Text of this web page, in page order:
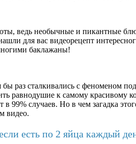
ведь необычные и пикантные
для вас видеорецепт
баклажаны!
раз сталкивались с феноменом
равнодушие к самому красивому
в 99% случаев. Но в чем загадка
видео.
есть по 2 яйца каждый